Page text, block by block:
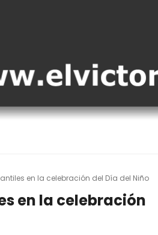
en la celebración del Día del Niño
en la celebración